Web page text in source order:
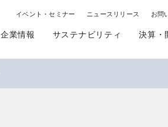
イベント・セミナー ニュースリリース お問
企業情報 サステナビリティ 決算・